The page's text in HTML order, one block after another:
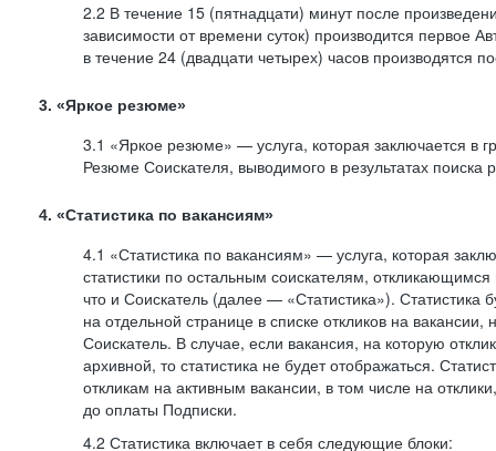
2.2 В течение 15 (пятнадцати) минут после
зависимости от времени суток) производится первое
в течение 24 (двадцати четырех) часов производятся
3. «Яркое резюме»
3.1 «Яркое резюме» — услуга, которая заключается в
Резюме Соискателя, выводимого в результатах поиска
4. «Статистика по вакансиям»
4.1 «Статистика по вакансиям» — услуга, которая
статистики по остальным соискателям,
что и Соискатель (далее — «Статистика»). Статистика
на отдельной странице в списке откликов на вакансии,
Соискатель. В случае, если вакансия, на которую
архивной, то статистика не будет отображаться.
откликам на активным вакансии, в том числе на
до оплаты Подписки.
4.2 Статистика включает в себя следующие блоки: